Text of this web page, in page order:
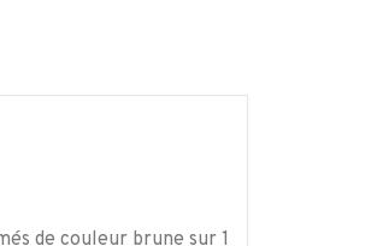
de couleur brune sur 1